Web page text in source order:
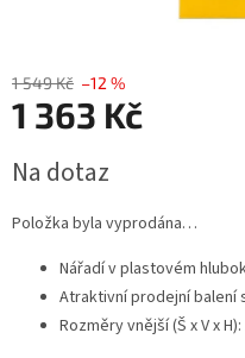
1 549 Kč –12 %
1 363 Kč
cena:
Na dotaz
Položka byla vyprodána…
Nářadí v plastovém
Atraktivní prodejní balení
Rozměry vnější (Š x V x